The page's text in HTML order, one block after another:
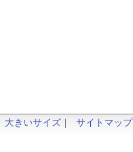
大きいサイズ ｜ サイトマップ